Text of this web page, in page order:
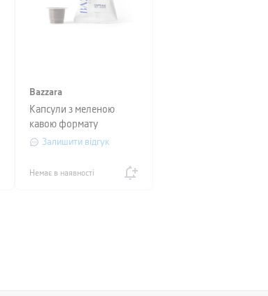
Bazzara
Капсули з меленою
кавою формату
NESPRESSO®
100 штук
Залишити відгук
Немає в наявності